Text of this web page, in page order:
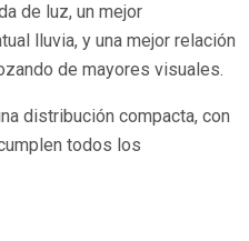
de luz, un mejor
lluvia, y una mejor relación
de mayores visuales.
distribución compacta, con
todos los